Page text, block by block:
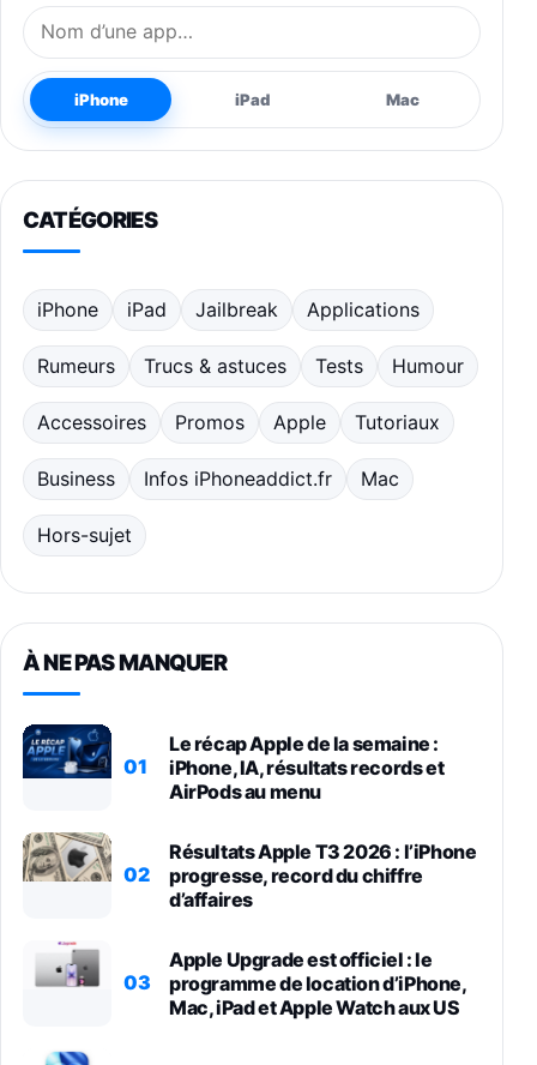
Nom de l’application
iPhone iPad Mac
CATÉGORIES
iPhone iPad Jailbreak Applications
Rumeurs Trucs & astuces Tests Humour
Accessoires Promos Apple Tutoriaux
Business Infos iPhoneaddict.fr Mac
Hors-sujet
À NE PAS MANQUER
01
Le récap Apple de la semaine :
iPhone, IA, résultats records et
AirPods au menu
02
Résultats Apple T3 2026 : l’iPhone
progresse, record du chiffre
d’affaires
03
Apple Upgrade est officiel : le
programme de location d’iPhone,
Mac, iPad et Apple Watch aux US